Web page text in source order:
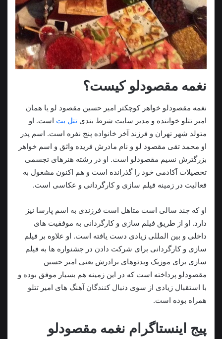
نغمه مقصودلو کیست؟
نغمه مقصودلو خواهر کوچکتر امیر حسین مقصود لو یا همان
امیر تتلو خواننده و مدیر سایت شرط بندی تتل بت است. او
متولد شهر تهران و فرزند آخر خانواده پنج نفره است. اسم پدر
او محمد تقی مقصود لو و نام مادرش فریده واثق و اسم خواهر
بزرگترش نسیم مقصودلو است. او در رشته هنرهای تجسمی
تحصيلات آکادمی خود را گذرانده است و هم اکنون مشغول به
فعالیت در زمینه فیلم سازی و کارگردانی و عکاسی است.
او که چند سالی است متاهل است فرزندی به اسم پارسا نیز
دارد. او از طریق فیلم سازی و کارگردانی به موفقیت های
داخلی و بین المللی زیادی دست یافته است. او علاوه بر فیلم
سازی و کارگردانی برای شرکت دادن در جشنواره ها به فیلم
سازی برای موزیک ویدئوهای برادرش یعنی امیر حسین
مقصودلو پرداخته است که در این زمینه هم بسیار موفق بوده و
با استقبال زیادی از سوی دنبال کنندگان آهنگ های امیر تتلو
همراه بوده است.
پیج اینستاگرام نغمه مقصودلو